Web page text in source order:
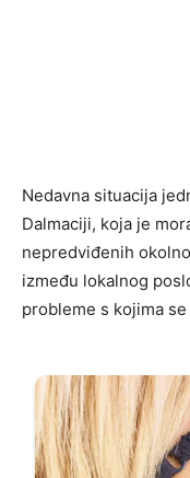
Nedavna situacija
Dalmaciji, koja je
nepredviđenih
između lokalnog
probleme s kojima